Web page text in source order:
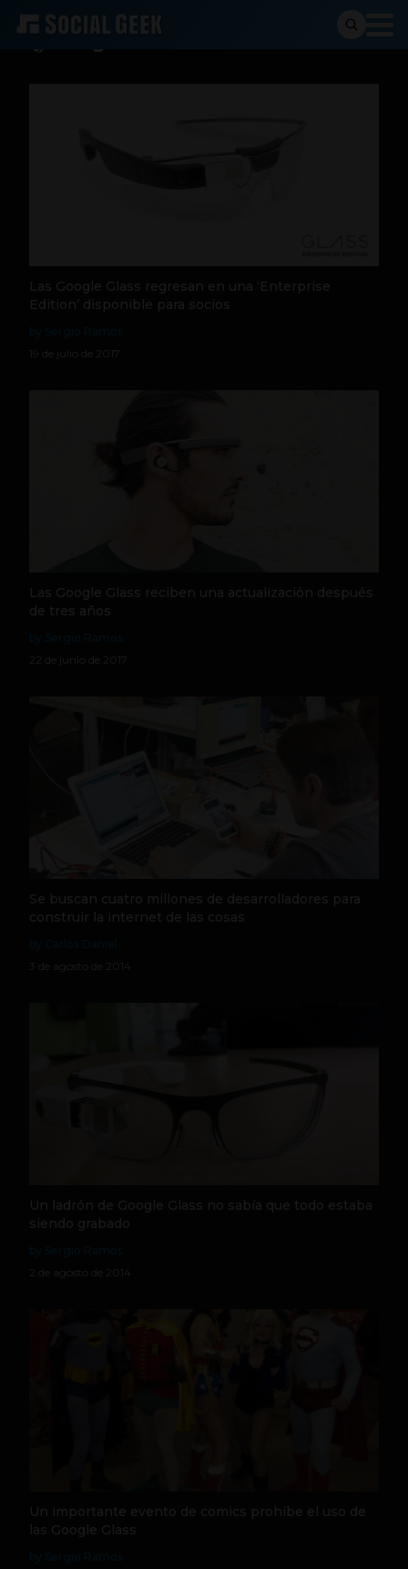
Las Google Glass regresan en una ‘Enterprise
Edition’ disponible para socios
19 de julio de 2017
Las Google Glass reciben una actualización después
de tres años
22 de junio de 2017
Se buscan cuatro millones de desarrolladores para
construir la internet de las cosas
3 de agosto de 2014
Un ladrón de Google Glass no sabía que todo estaba
siendo grabado
2 de agosto de 2014
Un importante evento de comics prohíbe el uso de
las Google Glass